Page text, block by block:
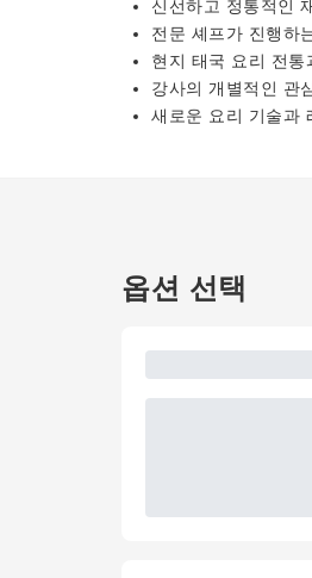
신선하고 정통적인
전문 셰프가 진행하
현지 태국 요리 전통
강사의 개별적인 관
새로운 요리 기술과
옵션 선택